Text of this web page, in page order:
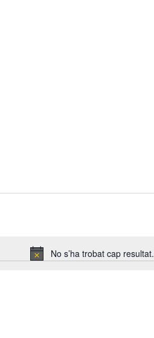
Avís
No s’ha trobat cap resultat.